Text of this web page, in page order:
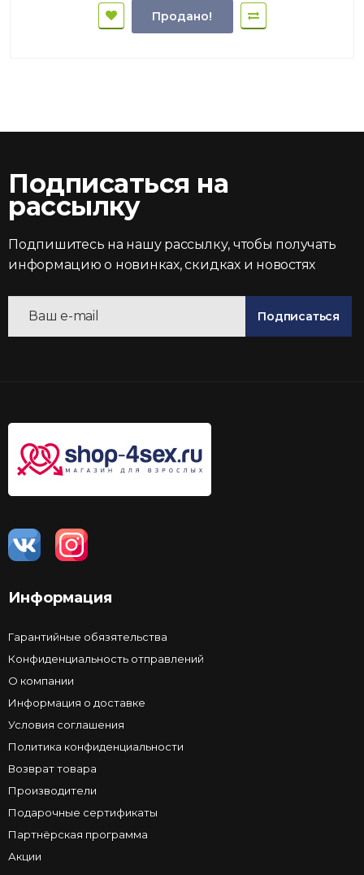
Продано!
Подписаться на
рассылку
Подпишитесь на нашу рассылку, чтобы получать
информацию о новинках, скидках и новостях
Подписаться
Информация
Гарантийные обязятельства
Конфиденциальность отправлений
О компании
Информация о доставке
Условия соглашения
Политика конфиденциальности
Возврат товара
Производители
Подарочные сертификаты
Партнёрская программа
Акции